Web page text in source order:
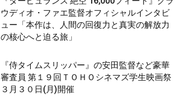
ウディオ・ファエ監督オフィシャルインタビ
ュー「本作は、人間の回復力と真実の解放力
の核心へと迫る旅」
『侍タイムスリッパー』の安田監督など豪華
審査員 第１９回ＴＯＨＯシネマズ学生映画祭
３月３０日(月)開催